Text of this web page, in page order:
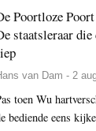
Poortloze
staatsleraar
van Dam - 2
toen Wu
bediende eens